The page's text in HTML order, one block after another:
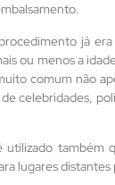
já
ou menos a
comum não
celebridades,
também
lugares distantes